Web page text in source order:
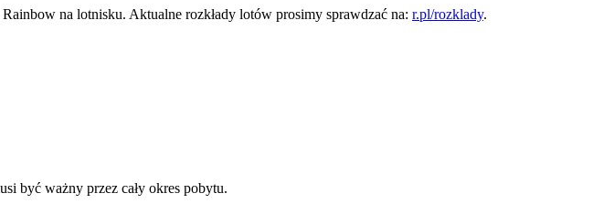
na lotnisku. Aktualne rozkłady lotów prosimy sprawdzać na: r.pl/rozklady.
być ważny przez cały okres pobytu.